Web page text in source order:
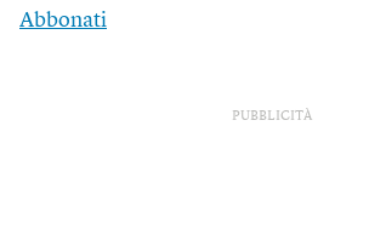
Abbonati
PUBBLICITÀ